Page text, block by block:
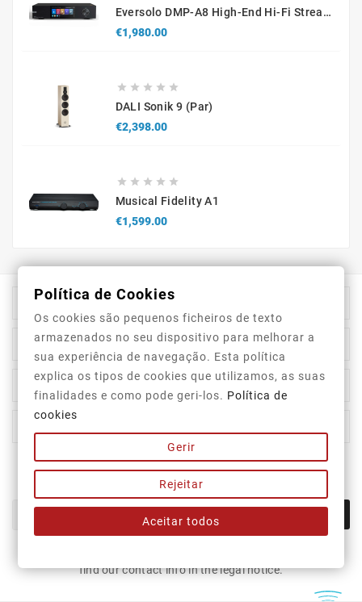
Eversolo DMP-A8 High-End Hi-Fi Streamer With Premium DAC And Roon Ready
€1,980.00Price
    
DALI Sonik 9 (par)
€2,398.00Price
    
Musical Fidelity A1
€1,599.00Price
Store Information
Category
Our Company

Newsletter
find our contact info in the legal notice.
Política de Cookies
Os cookies são pequenos ficheiros de texto
armazenados no seu dispositivo para melhorar a
sua experiência de navegação. Esta política
explica os tipos de cookies que utilizamos, as suas
finalidades e como pode geri-los. Política de
cookies
Gerir
Rejeitar
Aceitar todos